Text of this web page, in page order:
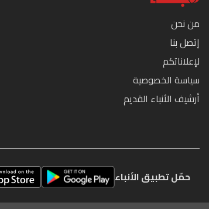
من نحن
إتصل بنا
لإعلاناتكم
سياسة الخصوصية
أرشيف الأنباء القديم
حمّل تطبيق الأنباء